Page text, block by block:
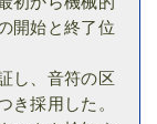
開始と終了位
し、音符の区
採用した。